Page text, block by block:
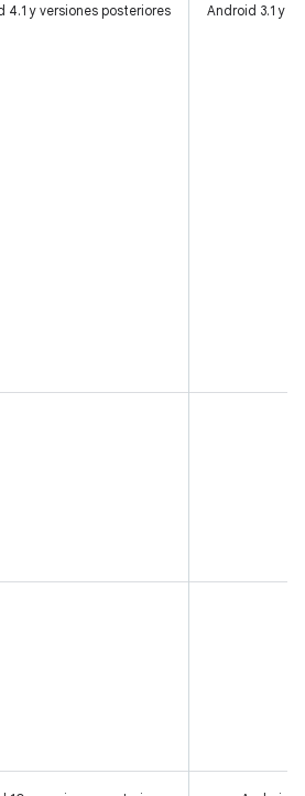
4.1 y versiones posteriores Android 3.1 y